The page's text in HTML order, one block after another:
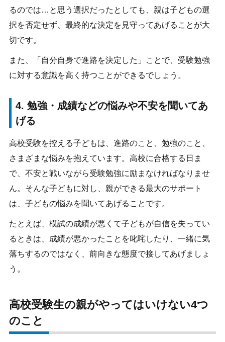
るのでは…と思う選択だったとしても、親は子どもの選
択を否定せず、最終的な決定を見守ってあげることが大
切です。
また、「自分自身で進路を決定した」ことで、受験勉強
に対する意識を高く持つことができるでしょう。
4. 勉強・成績などの悩みや不安を聞いてあ
げる
高校受験を控える子どもは、進路のこと、勉強のこと、
さまざまな悩みを抱えています。高校に合格する日ま
で、不安と戦いながら受験勉強に励まなければなりませ
ん。そんな子どもに対し、親ができる最大のサポート
は、子どもの悩みを聞いてあげることです。
たとえば、模試の成績が悪くて子どもが自信を失ってい
るときは、成績が悪かったことを叱咤したり、一緒に気
落ちするのではなく、前向きな態度で接してあげましょ
う。
高校受験生の親がやってはいけない4つ
のこと